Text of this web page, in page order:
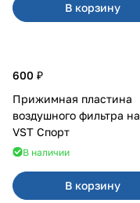
В корзину
600 ₽
Прижимная пластина
воздушного фильтра на LA
VST Спорт
В наличии
В корзину